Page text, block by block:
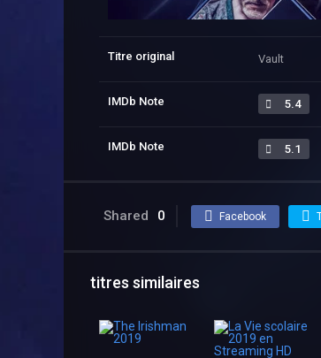
Titre original Vault
IMDb Note 5.4
IMDb Note 5.1
Shared 0 Facebook
titres similaires